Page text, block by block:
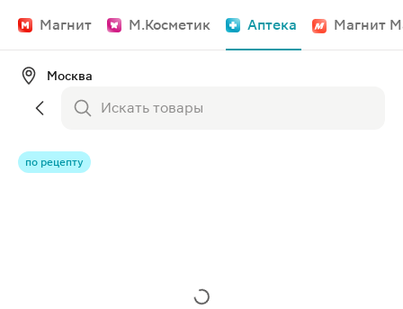
Магнит М.Косметик Аптека Магнит
Москва
по рецепту